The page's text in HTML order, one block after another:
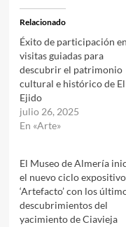
Relacionado
Éxito de participación
visitas guiadas para
descubrir el patrimonio
cultural e histórico de El
Ejido
julio 26, 2025
En «Arte»
El Museo de Almería
el nuevo ciclo expositivo
‘Artefacto’ con los
descubrimientos del
yacimiento de Ciavieja